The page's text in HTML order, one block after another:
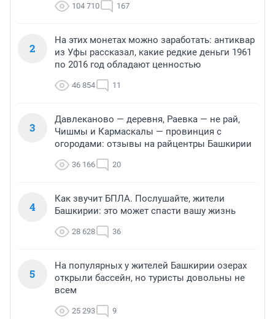
104 710 167
2
На этих монетах можно заработать: антиквар
из Уфы рассказал, какие редкие деньги 1961
по 2016 год обладают ценностью
46 854 11
3
Давлеканово — деревня, Раевка — не рай,
Чишмы и Кармаскалы — провинция с
огородами: отзывы на райцентры Башкирии
36 166 20
4
Как звучит БПЛА. Послушайте, жители
Башкирии: это может спасти вашу жизнь
28 628 36
5
На популярных у жителей Башкирии озерах
открыли бассейн, но туристы довольны не
всем
25 293 9